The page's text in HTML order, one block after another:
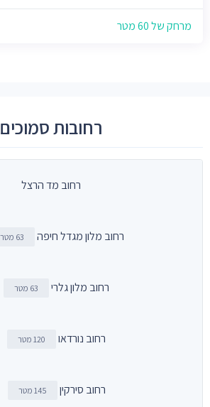
מרחק של 60 מטר
רחובות סמוכים
רחוב מד הרצל
רחוב מלון מגדל חיפה 63 מטר
רחוב מלון גלרי 63 מטר
רחוב נורדאו 120 מטר
רחוב סירקין 145 מטר